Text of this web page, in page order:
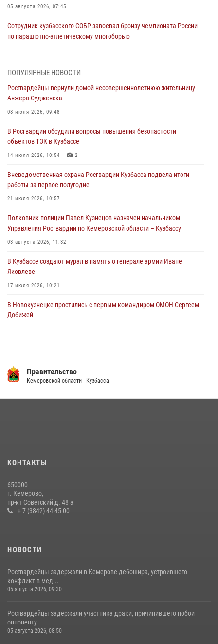
05 августа 2026, 07:45
Сотрудник кузбасского СОБР завоевал бронзу чемпионата России
по парашютно-атлетическому многоборью
Кузбассовцы высоко оценили качество предоставления
04 августа 2026, 09:42
Росгвардейцы помогли разыскать троих юных путешественников из
04 августа 2026, 08:42
Росгвардейцы задержали нарушителя общественного порядка в
04 августа 2026, 07:41
Кемеровские росгвардейцы пресекли попытку хищения товара
04 августа 2026, 06:32
ПОПУЛЯРНЫЕ НОВОСТИ
Росгвардейцы вернули домой несовершеннолетнюю жительницу
Анжеро-Судженска
08 июля 2026, 09:48
В Росгвардии обсудили вопросы повышения безопасности
объектов ТЭК в Кузбассе
14 июля 2026, 10:54 2
Вневедомственная охрана Росгвардии Кузбасса подвела итоги
работы за первое полугодие
21 июля 2026, 10:57
Полковник полиции Павел Кузнецов назначен начальником
Управления Росгвардии по Кемеровской области – Кузбассу
03 августа 2026, 11:32
В Кузбассе создают мурал в память о генерале армии Иване
Яковлеве
17 июля 2026, 10:21
В Новокузнецке простились с первым командиром ОМОН Сергеем
Добижей
14 июля 2026, 08:52 1
20 июля 2026, 08:52
гипермаркета товары на 13 тысяч рублей (ВИДЕО)
16 июля 2026, 06:43
Правительство
Кемеровской области - Кузбасса
КОНТАКТЫ
650000
г. Кемерово,
пр-кт Советский д. 48 а
+ 7 (3842) 44-45-00
НОВОСТИ
Росгвардейцы задержали в Кемерове дебошира, устроившего
конфликт в мед...
05 августа 2026, 09:30
Росгвардейцы задержали участника драки, причинившего побои
оппоненту
05 августа 2026, 08:50